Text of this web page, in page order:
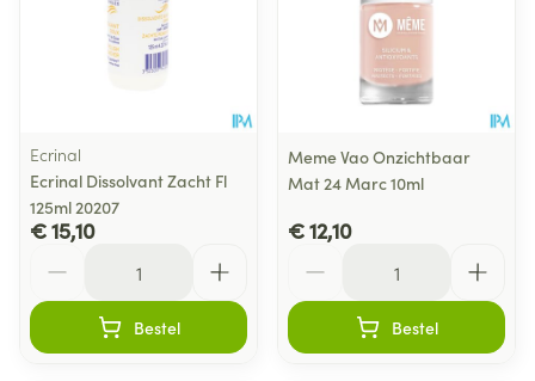
Ecrinal
Ecrinal Dissolvant Zacht Fl
125ml 20207
€ 15,10
Bestel
Meme Vao Onzichtbaar
Mat 24 Marc 10ml
€ 12,10
Bestel